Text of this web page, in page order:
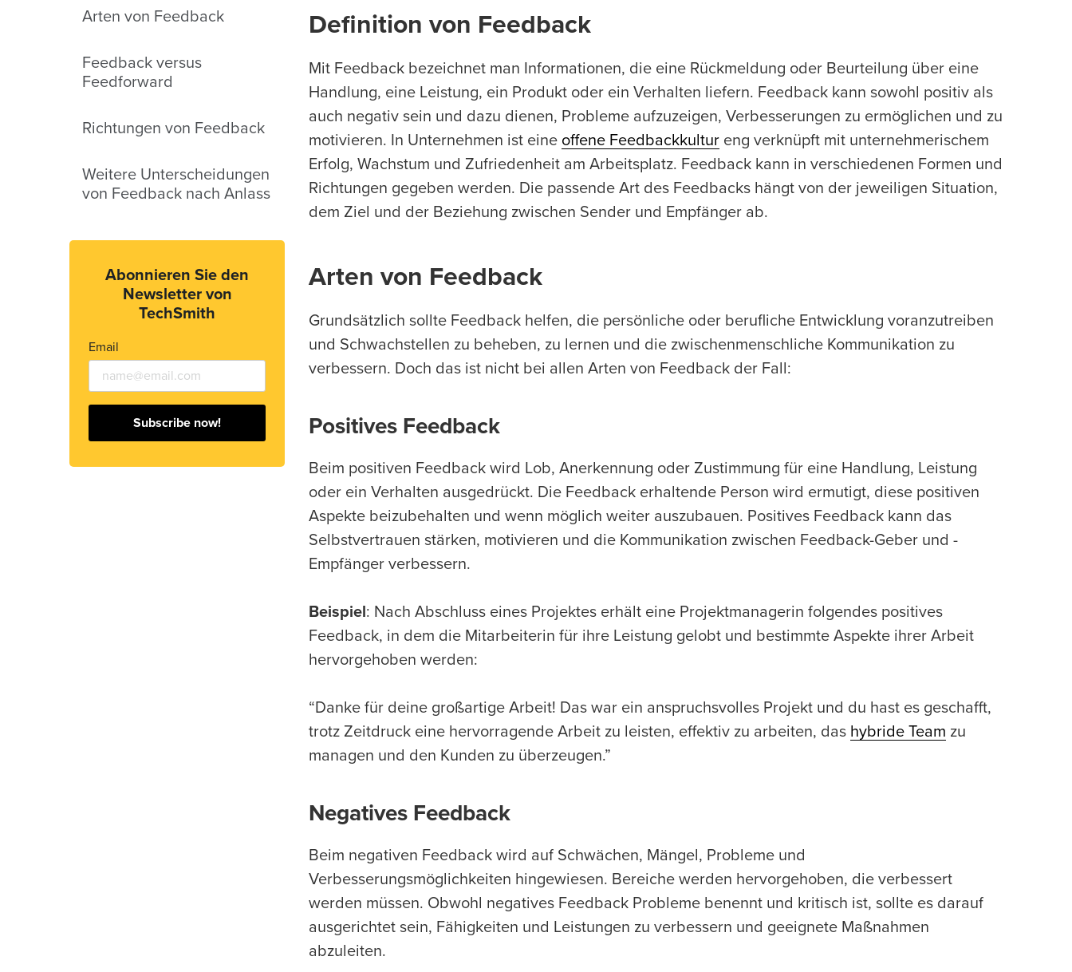
Arten von Feedback
Feedback versus
Feedforward
Richtungen von Feedback
Weitere Unterscheidungen
von Feedback nach Anlass
Abonnieren Sie den
Newsletter von
TechSmith
Email
Subscribe now!
Definition von Feedback
Mit Feedback bezeichnet man Informationen, die eine Rückmeldung oder Beurteilung über eine
Handlung, eine Leistung, ein Produkt oder ein Verhalten liefern. Feedback kann sowohl positiv als
auch negativ sein und dazu dienen, Probleme aufzuzeigen, Verbesserungen zu ermöglichen und zu
motivieren. In Unternehmen ist eine offene Feedbackkultur eng verknüpft mit unternehmerischem
Erfolg, Wachstum und Zufriedenheit am Arbeitsplatz. Feedback kann in verschiedenen Formen und
Richtungen gegeben werden. Die passende Art des Feedbacks hängt von der jeweiligen Situation,
dem Ziel und der Beziehung zwischen Sender und Empfänger ab.
Arten von Feedback
Grundsätzlich sollte Feedback helfen, die persönliche oder berufliche Entwicklung voranzutreiben
und Schwachstellen zu beheben, zu lernen und die zwischenmenschliche Kommunikation zu
verbessern. Doch das ist nicht bei allen Arten von Feedback der Fall:
Positives Feedback
Beim positiven Feedback wird Lob, Anerkennung oder Zustimmung für eine Handlung, Leistung
oder ein Verhalten ausgedrückt. Die Feedback erhaltende Person wird ermutigt, diese positiven
Aspekte beizubehalten und wenn möglich weiter auszubauen. Positives Feedback kann das
Selbstvertrauen stärken, motivieren und die Kommunikation zwischen Feedback-Geber und -
Empfänger verbessern.
Beispiel : Nach Abschluss eines Projektes erhält eine Projektmanagerin folgendes positives
Feedback, in dem die Mitarbeiterin für ihre Leistung gelobt und bestimmte Aspekte ihrer Arbeit
hervorgehoben werden:
“Danke für deine großartige Arbeit! Das war ein anspruchsvolles Projekt und du hast es geschafft,
trotz Zeitdruck eine hervorragende Arbeit zu leisten, effektiv zu arbeiten, das hybride Team zu
managen und den Kunden zu überzeugen.”
Negatives Feedback
Beim negativen Feedback wird auf Schwächen, Mängel, Probleme und
Verbesserungsmöglichkeiten hingewiesen. Bereiche werden hervorgehoben, die verbessert
werden müssen. Obwohl negatives Feedback Probleme benennt und kritisch ist, sollte es darauf
ausgerichtet sein, Fähigkeiten und Leistungen zu verbessern und geeignete Maßnahmen
abzuleiten.